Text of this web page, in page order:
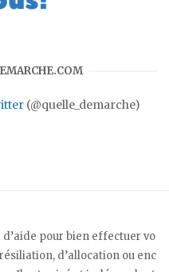
(@quelle_demarche)
pour bien effectuer vo
d’allocation ou enc